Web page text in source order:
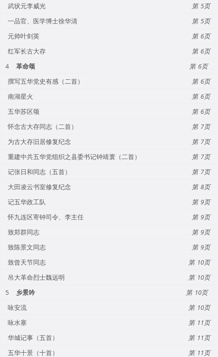
武状元李威光
5
一品官、医学博士徐华清
5
元帅叶剑英
6
红军长古大存
6
4
革命颂
6
撰写五华党史有感（二首）
6
南湖星火
6
五华苏区颂
6
怀念古大存同志（二首）
7
为古大存旧居修复纪念
7
重建中共五华党组织之县委书记钟靖寰（二首）
7
记张日和同志（五首）
7
大田凌云书室修复纪念
8
记五华政工队
9
怀九连区寄钟司令、李主任
9
致郑群同志
9
致陈景文同志
9
致曾天节同志
10
吊大革命烈士魏远明
10
5
乡景吟
10
咏安流
10
咏水寨
11
华城记事（五首）
11
五华十景（十首）
11